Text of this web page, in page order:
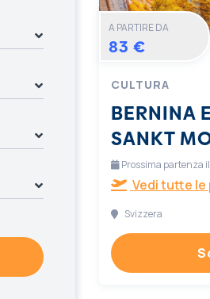
A PARTIRE DA
83 €
CULTURA
BERNINA
SANKT
Prossima partenza il
Vedi tutte
Svizzera